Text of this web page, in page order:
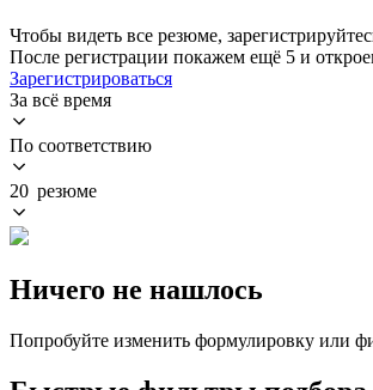
Чтобы видеть все резюме,
После регистрации покажем ещё 5 и
Зарегистрироваться
За всё время
По соответствию
20 резюме
Ничего не нашлось
Попробуйте изменить формулировку или